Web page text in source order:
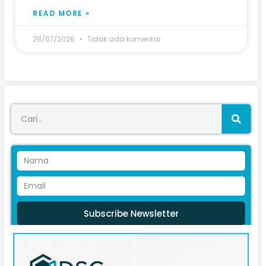
READ MORE »
28/07/2026 Tidak ada komentar
Subscribe Newsletter